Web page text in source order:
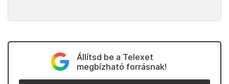
Állítsd be a Telexet
megbízható forrásnak!